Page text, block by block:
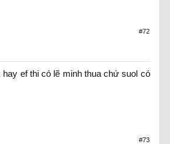
#72
hay ef thi có lẽ minh thua chứ suol có
#73